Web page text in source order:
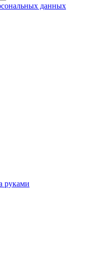
данных
руками